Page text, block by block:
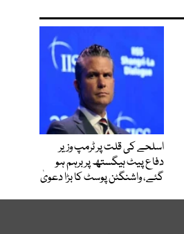
اسلحے کی قلت پر ٹرمپ وزیر
دفاع پیٹ ہیگستھ پر برہم ہو
گئے، واشنگٹن پوسٹ کا بڑا دعویٰ